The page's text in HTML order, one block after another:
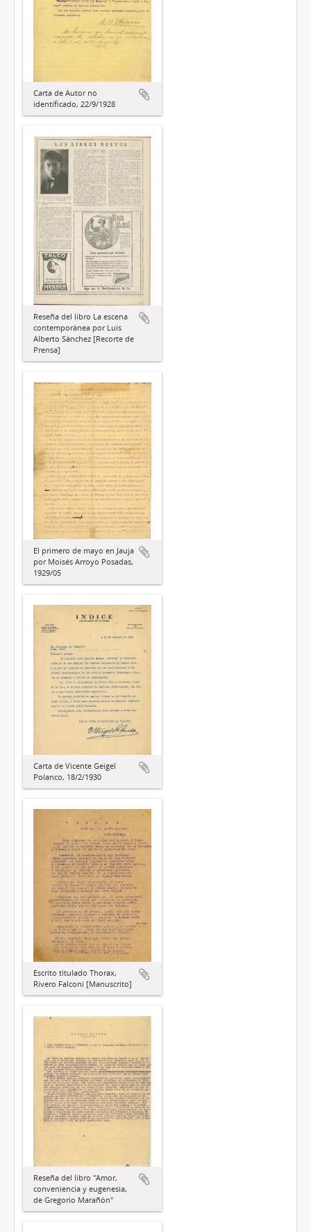
Carta de Autor no
identificado, 22/9/1928
Reseña del libro La escena
contemporánea por Luis
Alberto Sánchez [Recorte de
Prensa]
El primero de mayo en Jauja
por Moisés Arroyo Posadas,
1929/05
Carta de Vicente Geigel
Polanco, 18/2/1930
Escrito titulado Thorax,
Rivero Falconí [Manuscrito]
Reseña del libro "Amor,
conveniencia y eugenesia,
de Gregorio Marañón"